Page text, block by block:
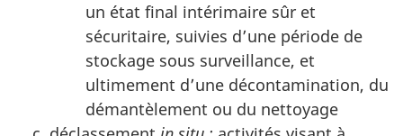
un état final intérimaire sûr et
sécuritaire, suivies d’une période de
stockage sous surveillance, et
ultimement d’une décontamination, du
démantèlement ou du nettoyage